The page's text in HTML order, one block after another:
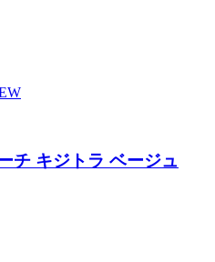
チ キジトラ ベージュ